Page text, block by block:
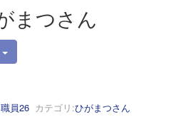
まつさん
職員26 カテゴリ:ひがまつさん